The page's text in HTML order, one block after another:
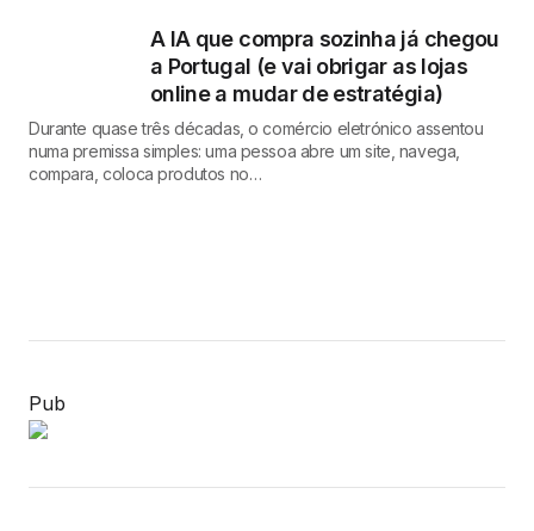
A IA que compra sozinha já chegou
a Portugal (e vai obrigar as lojas
online a mudar de estratégia)
Durante quase três décadas, o comércio eletrónico assentou
numa premissa simples: uma pessoa abre um site, navega,
compara, coloca produtos no…
Pub